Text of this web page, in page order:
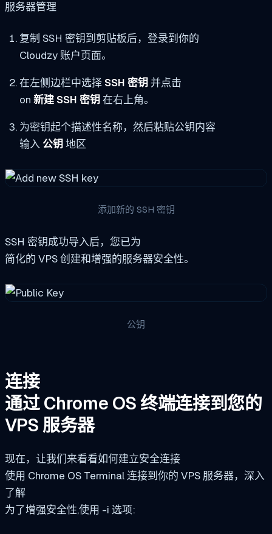
服务器管理
复制 SSH 密钥到剪贴板后，登录到你的
Cloudzy 账户页面。
在左侧边栏中选择SSH 密钥 并点击
on 新建 SSH 密钥 在右上角。
为密钥起个描述性名称，然后粘贴公钥内容
输入公钥 地区
添加新的 SSH 密钥
SSH 密钥成功导入后，您已为
简化的 VPS 创建和增强的服务器安全性。
公钥
连接
通过 Chrome OS 终端连接到您的
VPS 服务器
现在，让我们来看看如何建立安全连接
使用 Chrome OS Terminal 连接到你的 VPS 服务器，深入
了解
为了增强安全性,使用 -i 选项: